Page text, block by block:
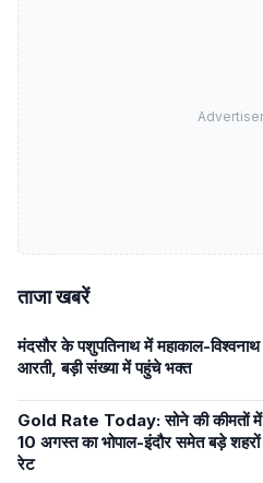
ताजा खबरें
मंदसौर के पशुपतिनाथ में महाकाल-विश्वनाथ
आरती, बड़ी संख्या में पहुंचे भक्त
Gold Rate Today: सोने की कीमतों में
10 अगस्त का भोपाल-इंदौर समेत बड़े
रेट